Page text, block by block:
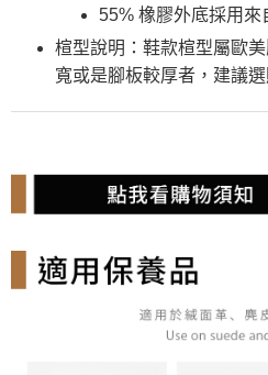
55% 橡膠外底採用
楦型說明：鞋款楦型屬歐
寬或是腳板較厚者，建議